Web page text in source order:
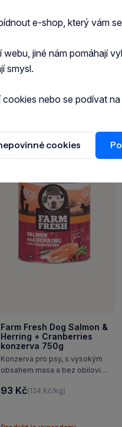
Farm Fresh Dog Salmon &
Herring + Cranberries
konzerva 750g
Konzerva pro psy, s vysokým
obsahem masa a bez obilovin,
93 Kč(124 Kč/kg)
e-shop, který vám
jiné nám pomáhají
smysl.
nebo se podívat na
cookies